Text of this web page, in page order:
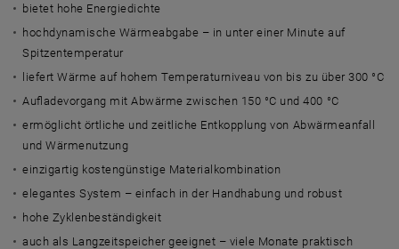
bietet hohe Energiedichte
hochdynamische Wärmeabgabe – in unter einer Minute auf
Spitzentemperatur
liefert Wärme auf hohem Temperaturniveau von bis zu über 300 °C
Aufladevorgang mit Abwärme zwischen 150 °C und 400 °C
ermöglicht örtliche und zeitliche Entkopplung von Abwärmeanfall
und Wärmenutzung
einzigartig kostengünstige Materialkombination
elegantes System – einfach in der Handhabung und robust
hohe Zyklenbeständigkeit
auch als Langzeitspeicher geeignet – viele Monate praktisch